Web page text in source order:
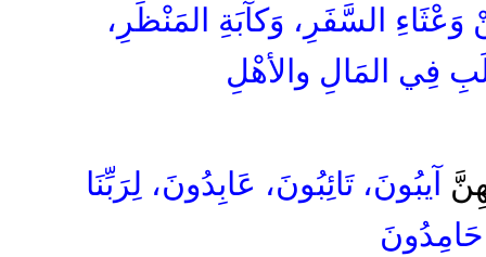
السَّفَرِ، وَكآبَةِ المَنْظَرِ،
فِي المَالِ والأهْلِ
آيبُونَ، تَائِبُونَ، عَابِدُونَ، لِرَبِّنَا
حَامِدُونَ